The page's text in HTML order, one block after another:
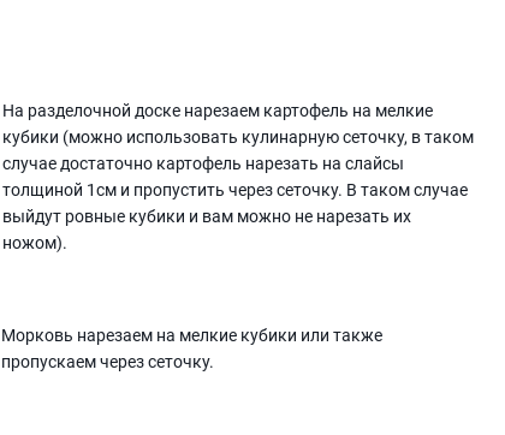
На разделочной доске нарезаем картофель на мелкие
кубики (можно использовать кулинарную сеточку, в таком
случае достаточно картофель нарезать на слайсы
толщиной 1см и пропустить через сеточку. В таком случае
выйдут ровные кубики и вам можно не нарезать их
ножом).
Морковь нарезаем на мелкие кубики или также
пропускаем через сеточку.